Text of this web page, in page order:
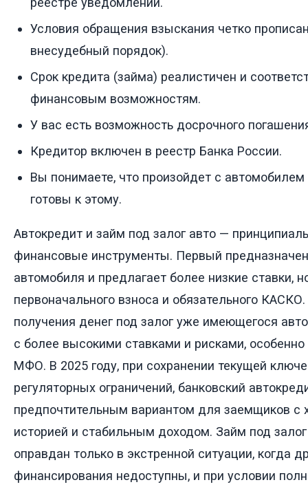
Условия обращения взыскания четко
внесудебный порядок).
Срок кредита (займа) реалистичен и
финансовым возможностям.
У вас есть возможность досрочного
Кредитор включен в реестр Банка России.
Вы понимаете, что произойдет с автомобилем
готовы к этому.
Автокредит и займ под залог авто —
финансовые инструменты. Первый
автомобиля и предлагает более низкие ставки,
первоначального взноса и обязательного
получения денег под залог уже имеющегося
с более высокими ставками и рисками,
МФО. В 2025 году, при сохранении текущей
регуляторных ограничений, банковский
предпочтительным вариантом для заемщиков с
историей и стабильным доходом. Займ под
оправдан только в экстренной ситуации, когда
финансирования недоступны, и при условии